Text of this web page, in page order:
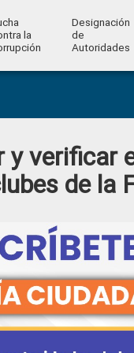
la
Designación
de
Autoridades
y verificar
de la